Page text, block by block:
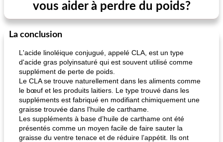
vous aider à perdre du poids?
La conclusion
L'acide linoléique conjugué, appelé CLA, est un type
d'acide gras polyinsaturé qui est souvent utilisé comme
supplément de perte de poids.
Le CLA se trouve naturellement dans les aliments comme
le bœuf et les produits laitiers. Le type trouvé dans les
suppléments est fabriqué en modifiant chimiquement une
graisse trouvée dans l'huile de carthame.
Les suppléments à base d’huile de carthame ont été
présentés comme un moyen facile de faire sauter la
graisse du ventre tenace et de réduire l’appétit. Ils ont